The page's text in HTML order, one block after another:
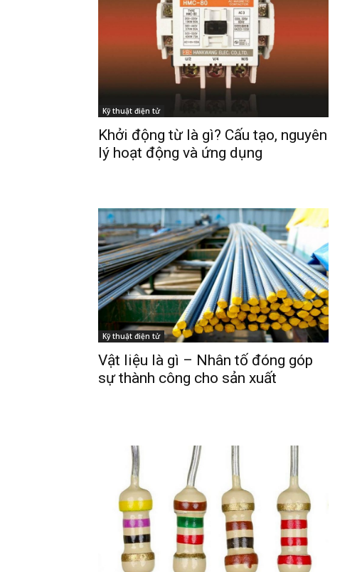
Kỹ thuật điện tử
Khởi động từ là gì? Cấu tạo, nguyên
lý hoạt động và ứng dụng
Kỹ thuật điện tử
Vật liệu là gì – Nhân tố đóng góp
sự thành công cho sản xuất